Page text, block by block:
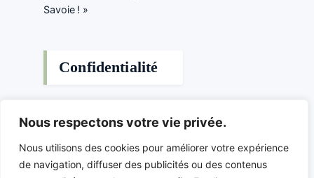
Nous respectons votre vie privée.
Nous utilisons des cookies pour améliorer votre expérience
de navigation, diffuser des publicités ou des contenus
Savoie ! »
Confidentialité
Comité Départemental du Jeu d’Echecs de